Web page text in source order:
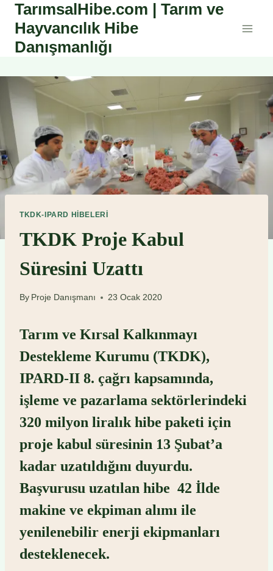
Skip
content
TarımsalHibe.com | Tarım ve
Hayvancılık Hibe
Danışmanlığı
TKDK-IPARD HIBELERI
TKDK Proje Kabul
Süresini Uzattı
By Proje Danışmanı 23 Ocak 2020
Tarım ve Kırsal Kalkınmayı
Destekleme Kurumu (TKDK),
IPARD-II 8. çağrı kapsamında,
işleme ve pazarlama sektörlerindeki
320 milyon liralık hibe paketi için
proje kabul süresinin 13 Şubat’a
kadar uzatıldığını duyurdu.
Başvurusu uzatılan hibe 42 İlde
makine ve ekpiman alımı ile
yenilenebilir enerji ekipmanları
desteklenecek.